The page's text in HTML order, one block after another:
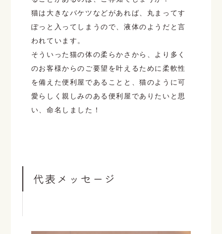
猫は大きなバケツなどがあれば、丸まってす
ぽっと入ってしまうので、液体のようだと言
われています。
そういった猫の体の柔らかさから、より多く
のお客様からのご要望を叶えるために柔軟性
を備えた便利屋であることと、猫のように可
愛らしく親しみのある便利屋でありたいと思
い、命名しました！
代表メッセージ